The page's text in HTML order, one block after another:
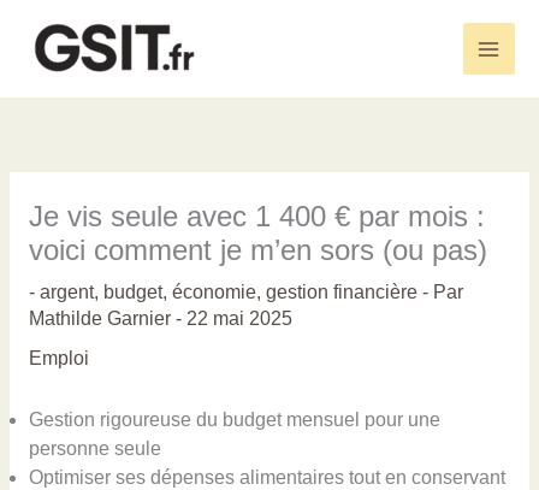
contenu
Main
Je vis seule avec 1 400 € par mois :
voici comment je m’en sors (ou pas)
- argent, budget, économie, gestion financière- Par
Mathilde Garnier - 22 mai 2025
Emploi
Gestion rigoureuse du budget mensuel pour une
personne seule
Optimiser ses dépenses alimentaires tout en conservant